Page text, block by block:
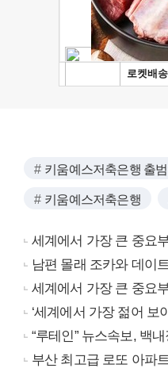
키움예스저축은행 출
키움예스저축은행
세계에서 가장 큰 중요
남편 몰래 조카와 데이
세계에서 가장 큰 중요
‘세계에서 가장 젊어 보
“루테인” 뉴스속보, 백
부산 최고급 로또 아파